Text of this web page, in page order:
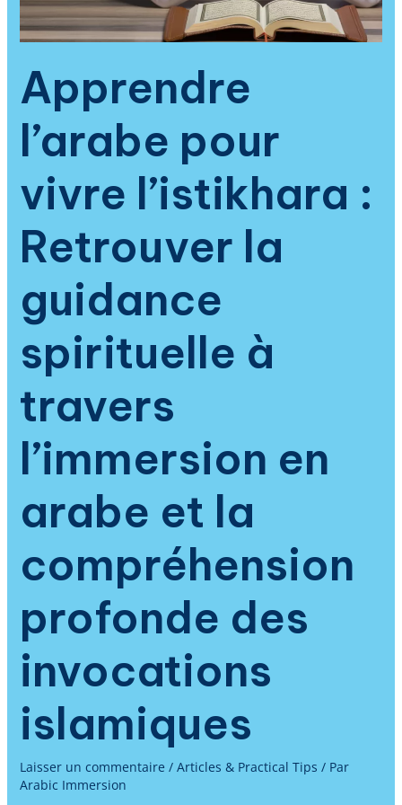
Apprendre
l’arabe pour
vivre l’istikhara :
Retrouver la
guidance
spirituelle à
travers
l’immersion en
arabe et la
compréhension
profonde des
invocations
islamiques
Laisser un commentaire / Articles & Practical Tips / Par
Arabic Immersion
la
compréhension
des
invocations
islamiques